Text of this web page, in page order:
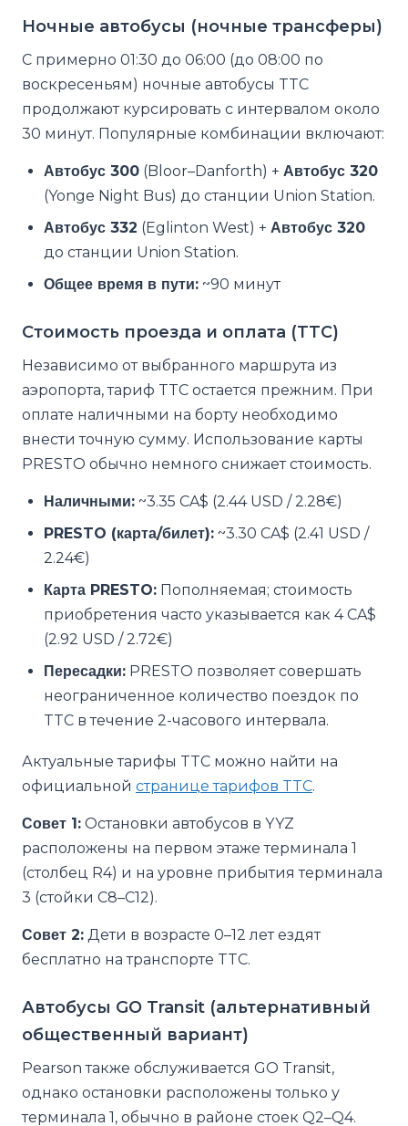
Ночные автобусы (ночные трансферы)
С примерно 01:30 до 06:00 (до 08:00 по
воскресеньям) ночные автобусы TTC
продолжают курсировать с интервалом около
30 минут. Популярные комбинации включают:
Автобус 300 (Bloor–Danforth) + Автобус 320
(Yonge Night Bus) до станции Union Station.
Автобус 332 (Eglinton West) + Автобус 320
до станции Union Station.
Общее время в пути: ~90 минут
Стоимость проезда и оплата (TTC)
Независимо от выбранного маршрута из
аэропорта, тариф TTC остается прежним. При
оплате наличными на борту необходимо
внести точную сумму. Использование карты
PRESTO обычно немного снижает стоимость.
Наличными: ~3.35 CA$ (2.44 USD / 2.28€)
PRESTO (карта/билет): ~3.30 CA$ (2.41 USD /
2.24€)
Карта PRESTO: Пополняемая; стоимость
приобретения часто указывается как 4 CA$
(2.92 USD / 2.72€)
Пересадки: PRESTO позволяет совершать
неограниченное количество поездок по
TTC в течение 2-часового интервала.
Актуальные тарифы TTC можно найти на
официальной странице тарифов TTC.
Совет 1: Остановки автобусов в YYZ
расположены на первом этаже терминала 1
(столбец R4) и на уровне прибытия терминала
3 (стойки C8–C12).
Совет 2: Дети в возрасте 0–12 лет ездят
бесплатно на транспорте TTC.
Автобусы GO Transit (альтернативный
общественный вариант)
Pearson также обслуживается GO Transit,
однако остановки расположены только у
терминала 1, обычно в районе стоек Q2–Q4.